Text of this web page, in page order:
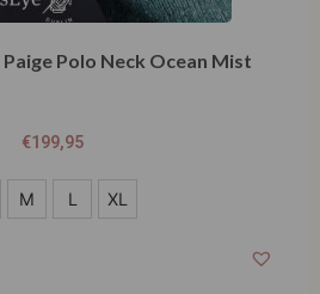
Polo Neck Ocean Mist
€199,95
M L XL